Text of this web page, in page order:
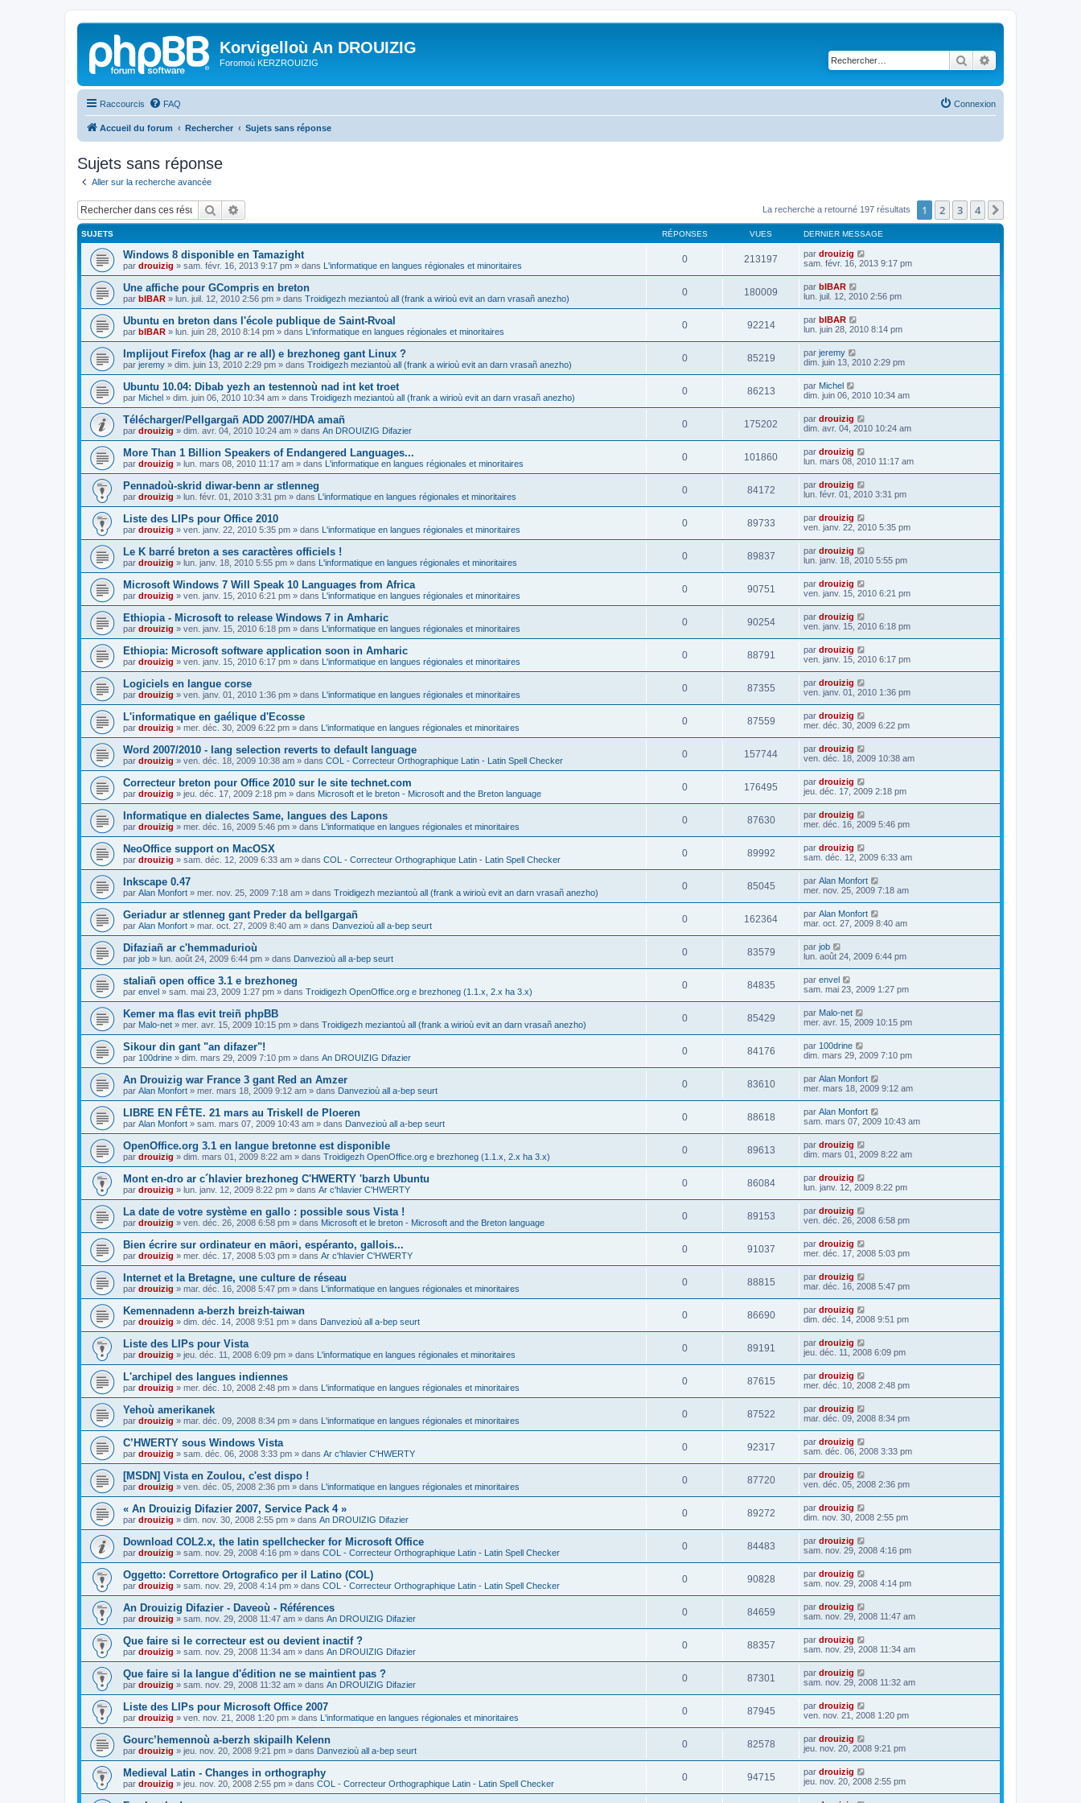
Korvigelloù An DROUIZIG
Foromoù KERZROUIZIG Rechercher
Raccourcis FAQ Connexion
Accueil du forum Rechercher Sujets sans réponse
Sujets sans réponse
Aller sur la recherche avancée
Rechercher La recherche a retourné 197 résultats 1 2 3 4
SUJETS RÉPONSES VUES DERNIER MESSAGE
Windows 8 disponible en Tamazight
par drouizig » sam. févr. 16, 2013 9:17 pm » dans L'informatique en langues régionales et minoritaires
0 213197 par drouizig
sam. févr. 16, 2013 9:17 pm
Une affiche pour GCompris en breton
par bIBAR » lun. juil. 12, 2010 2:56 pm » dans Troidigezh meziantoù all (frank a wirioù evit an darn vrasañ anezho)
0 180009 par bIBAR
lun. juil. 12, 2010 2:56 pm
Ubuntu en breton dans l'école publique de Saint-Rvoal
par bIBAR » lun. juin 28, 2010 8:14 pm » dans L'informatique en langues régionales et minoritaires
0 92214 par bIBAR
lun. juin 28, 2010 8:14 pm
Implijout Firefox (hag ar re all) e brezhoneg gant Linux ?
par jeremy » dim. juin 13, 2010 2:29 pm » dans Troidigezh meziantoù all (frank a wirioù evit an darn vrasañ anezho)
0 85219 par jeremy
dim. juin 13, 2010 2:29 pm
Ubuntu 10.04: Dibab yezh an testennoù nad int ket troet
par Michel » dim. juin 06, 2010 10:34 am » dans Troidigezh meziantoù all (frank a wirioù evit an darn vrasañ anezho)
0 86213 par Michel
dim. juin 06, 2010 10:34 am
Télécharger/Pellgargañ ADD 2007/HDA amañ
par drouizig » dim. avr. 04, 2010 10:24 am » dans An DROUIZIG Difazier
0 175202 par drouizig
dim. avr. 04, 2010 10:24 am
More Than 1 Billion Speakers of Endangered Languages...
par drouizig » lun. mars 08, 2010 11:17 am » dans L'informatique en langues régionales et minoritaires
0 101860 par drouizig
lun. mars 08, 2010 11:17 am
Pennadoù-skrid diwar-benn ar stlenneg
par drouizig » lun. févr. 01, 2010 3:31 pm » dans L'informatique en langues régionales et minoritaires
0 84172 par drouizig
lun. févr. 01, 2010 3:31 pm
Liste des LIPs pour Office 2010
par drouizig » ven. janv. 22, 2010 5:35 pm » dans L'informatique en langues régionales et minoritaires
0 89733 par drouizig
ven. janv. 22, 2010 5:35 pm
Le K barré breton a ses caractères officiels !
par drouizig » lun. janv. 18, 2010 5:55 pm » dans L'informatique en langues régionales et minoritaires
0 89837 par drouizig
lun. janv. 18, 2010 5:55 pm
Microsoft Windows 7 Will Speak 10 Languages from Africa
par drouizig » ven. janv. 15, 2010 6:21 pm » dans L'informatique en langues régionales et minoritaires
0 90751 par drouizig
ven. janv. 15, 2010 6:21 pm
Ethiopia - Microsoft to release Windows 7 in Amharic
par drouizig » ven. janv. 15, 2010 6:18 pm » dans L'informatique en langues régionales et minoritaires
0 90254 par drouizig
ven. janv. 15, 2010 6:18 pm
Ethiopia: Microsoft software application soon in Amharic
par drouizig » ven. janv. 15, 2010 6:17 pm » dans L'informatique en langues régionales et minoritaires
0 88791 par drouizig
ven. janv. 15, 2010 6:17 pm
Logiciels en langue corse
par drouizig » ven. janv. 01, 2010 1:36 pm » dans L'informatique en langues régionales et minoritaires
0 87355 par drouizig
ven. janv. 01, 2010 1:36 pm
L'informatique en gaélique d'Ecosse
par drouizig » mer. déc. 30, 2009 6:22 pm » dans L'informatique en langues régionales et minoritaires
0 87559 par drouizig
mer. déc. 30, 2009 6:22 pm
Word 2007/2010 - lang selection reverts to default language
par drouizig » ven. déc. 18, 2009 10:38 am » dans COL - Correcteur Orthographique Latin - Latin Spell Checker
0 157744 par drouizig
ven. déc. 18, 2009 10:38 am
Correcteur breton pour Office 2010 sur le site technet.com
par drouizig » jeu. déc. 17, 2009 2:18 pm » dans Microsoft et le breton - Microsoft and the Breton language
0 176495 par drouizig
jeu. déc. 17, 2009 2:18 pm
Informatique en dialectes Same, langues des Lapons
par drouizig » mer. déc. 16, 2009 5:46 pm » dans L'informatique en langues régionales et minoritaires
0 87630 par drouizig
mer. déc. 16, 2009 5:46 pm
NeoOffice support on MacOSX
par drouizig » sam. déc. 12, 2009 6:33 am » dans COL - Correcteur Orthographique Latin - Latin Spell Checker
0 89992 par drouizig
sam. déc. 12, 2009 6:33 am
Inkscape 0.47
par Alan Monfort » mer. nov. 25, 2009 7:18 am » dans Troidigezh meziantoù all (frank a wirioù evit an darn vrasañ anezho)
0 85045 par Alan Monfort
mer. nov. 25, 2009 7:18 am
Geriadur ar stlenneg gant Preder da bellgargañ
par Alan Monfort » mar. oct. 27, 2009 8:40 am » dans Danvezioù all a-bep seurt
0 162364 par Alan Monfort
mar. oct. 27, 2009 8:40 am
Difaziañ ar c'hemmadurioù
par job » lun. août 24, 2009 6:44 pm » dans Danvezioù all a-bep seurt
0 83579 par job
lun. août 24, 2009 6:44 pm
staliañ open office 3.1 e brezhoneg
par envel » sam. mai 23, 2009 1:27 pm » dans Troidigezh OpenOffice.org e brezhoneg (1.1.x, 2.x ha 3.x)
0 84835 par envel
sam. mai 23, 2009 1:27 pm
Kemer ma flas evit treiñ phpBB
par Malo-net » mer. avr. 15, 2009 10:15 pm » dans Troidigezh meziantoù all (frank a wirioù evit an darn vrasañ anezho)
0 85429 par Malo-net
mer. avr. 15, 2009 10:15 pm
Sikour din gant "an difazer"!
par 100drine » dim. mars 29, 2009 7:10 pm » dans An DROUIZIG Difazier
0 84176 par 100drine
dim. mars 29, 2009 7:10 pm
An Drouizig war France 3 gant Red an Amzer
par Alan Monfort » mer. mars 18, 2009 9:12 am » dans Danvezioù all a-bep seurt
0 83610 par Alan Monfort
mer. mars 18, 2009 9:12 am
LIBRE EN FÊTE. 21 mars au Triskell de Ploeren
par Alan Monfort » sam. mars 07, 2009 10:43 am » dans Danvezioù all a-bep seurt
0 88618 par Alan Monfort
sam. mars 07, 2009 10:43 am
OpenOffice.org 3.1 en langue bretonne est disponible
par drouizig » dim. mars 01, 2009 8:22 am » dans Troidigezh OpenOffice.org e brezhoneg (1.1.x, 2.x ha 3.x)
0 89613 par drouizig
dim. mars 01, 2009 8:22 am
Mont en-dro ar c´hlavier brezhoneg C'HWERTY 'barzh Ubuntu
par drouizig » lun. janv. 12, 2009 8:22 pm » dans Ar c'hlavier C'HWERTY
0 86084 par drouizig
lun. janv. 12, 2009 8:22 pm
La date de votre système en gallo : possible sous Vista !
par drouizig » ven. déc. 26, 2008 6:58 pm » dans Microsoft et le breton - Microsoft and the Breton language
0 89153 par drouizig
ven. déc. 26, 2008 6:58 pm
Bien écrire sur ordinateur en māori, espéranto, gallois...
par drouizig » mer. déc. 17, 2008 5:03 pm » dans Ar c'hlavier C'HWERTY
0 91037 par drouizig
mer. déc. 17, 2008 5:03 pm
Internet et la Bretagne, une culture de réseau
par drouizig » mar. déc. 16, 2008 5:47 pm » dans L'informatique en langues régionales et minoritaires
0 88815 par drouizig
mar. déc. 16, 2008 5:47 pm
Kemennadenn a-berzh breizh-taiwan
par drouizig » dim. déc. 14, 2008 9:51 pm » dans Danvezioù all a-bep seurt
0 86690 par drouizig
dim. déc. 14, 2008 9:51 pm
Liste des LIPs pour Vista
par drouizig » jeu. déc. 11, 2008 6:09 pm » dans L'informatique en langues régionales et minoritaires
0 89191 par drouizig
jeu. déc. 11, 2008 6:09 pm
L'archipel des langues indiennes
par drouizig » mer. déc. 10, 2008 2:48 pm » dans L'informatique en langues régionales et minoritaires
0 87615 par drouizig
mer. déc. 10, 2008 2:48 pm
Yehoù amerikanek
par drouizig » mar. déc. 09, 2008 8:34 pm » dans L'informatique en langues régionales et minoritaires
0 87522 par drouizig
mar. déc. 09, 2008 8:34 pm
C’HWERTY sous Windows Vista
par drouizig » sam. déc. 06, 2008 3:33 pm » dans Ar c'hlavier C'HWERTY
0 92317 par drouizig
sam. déc. 06, 2008 3:33 pm
[MSDN] Vista en Zoulou, c'est dispo !
par drouizig » ven. déc. 05, 2008 2:36 pm » dans L'informatique en langues régionales et minoritaires
0 87720 par drouizig
ven. déc. 05, 2008 2:36 pm
« An Drouizig Difazier 2007, Service Pack 4 »
par drouizig » dim. nov. 30, 2008 2:55 pm » dans An DROUIZIG Difazier
0 89272 par drouizig
dim. nov. 30, 2008 2:55 pm
Download COL2.x, the latin spellchecker for Microsoft Office
par drouizig » sam. nov. 29, 2008 4:16 pm » dans COL - Correcteur Orthographique Latin - Latin Spell Checker
0 84483 par drouizig
sam. nov. 29, 2008 4:16 pm
Oggetto: Correttore Ortografico per il Latino (COL)
par drouizig » sam. nov. 29, 2008 4:14 pm » dans COL - Correcteur Orthographique Latin - Latin Spell Checker
0 90828 par drouizig
sam. nov. 29, 2008 4:14 pm
An Drouizig Difazier - Daveoù - Références
par drouizig » sam. nov. 29, 2008 11:47 am » dans An DROUIZIG Difazier
0 84659 par drouizig
sam. nov. 29, 2008 11:47 am
Que faire si le correcteur est ou devient inactif ?
par drouizig » sam. nov. 29, 2008 11:34 am » dans An DROUIZIG Difazier
0 88357 par drouizig
sam. nov. 29, 2008 11:34 am
Que faire si la langue d'édition ne se maintient pas ?
par drouizig » sam. nov. 29, 2008 11:32 am » dans An DROUIZIG Difazier
0 87301 par drouizig
sam. nov. 29, 2008 11:32 am
Liste des LIPs pour Microsoft Office 2007
par drouizig » ven. nov. 21, 2008 1:20 pm » dans L'informatique en langues régionales et minoritaires
0 87945 par drouizig
ven. nov. 21, 2008 1:20 pm
Gourc’hemennoù a-berzh skipailh Kelenn
par drouizig » jeu. nov. 20, 2008 9:21 pm » dans Danvezioù all a-bep seurt
0 82578 par drouizig
jeu. nov. 20, 2008 9:21 pm
Medieval Latin - Changes in orthography
par drouizig » jeu. nov. 20, 2008 2:55 pm » dans COL - Correcteur Orthographique Latin - Latin Spell Checker
0 94715 par drouizig
jeu. nov. 20, 2008 2:55 pm